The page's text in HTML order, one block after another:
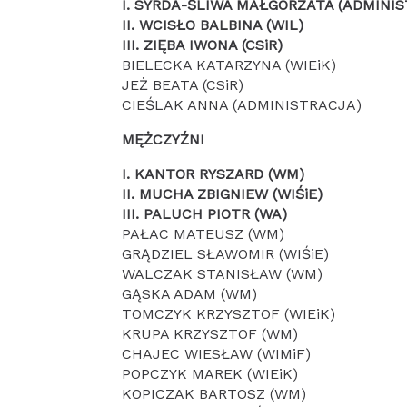
I. SYRDA-ŚLIWA MAŁGORZATA
II. WCISŁO BALBINA (WIL)
III. ZIĘBA IWONA (CSiR)
BIELECKA KATARZYNA (WIEiK)
JEŻ BEATA (CSiR)
CIEŚLAK ANNA (ADMINISTRACJA)
MĘŻCZYŹNI
I. KANTOR RYSZARD (WM)
II. MUCHA ZBIGNIEW (WIŚiE)
III. PALUCH PIOTR (WA)
PAŁAC MATEUSZ (WM)
GRĄDZIEL SŁAWOMIR (WIŚiE)
WALCZAK STANISŁAW (WM)
GĄSKA ADAM (WM)
TOMCZYK KRZYSZTOF (WIEiK)
KRUPA KRZYSZTOF (WM)
CHAJEC WIESŁAW (WIMiF)
POPCZYK MAREK (WIEiK)
KOPICZAK BARTOSZ (WM)